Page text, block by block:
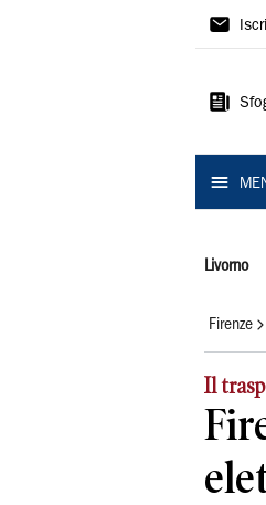
Il
Livorno
Firenze
Il